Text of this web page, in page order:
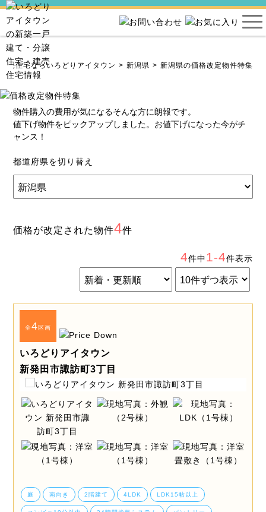
売住宅ならいろどりアイタウン 新潟県 新潟県の価格改定物件特集
物件購入の費用が気になるそんな方に朗報です。
値下げ物件をピックアップしました。お値下げになった今がチ
ャンス！
都道府県を切り替え
価格が改定された物件4件
4件中1-4件表示
全4区画
いろどりアイタウン
新発田市諏訪町3丁目
庭 南向き 2階建て 4LDK LDK15帖以上